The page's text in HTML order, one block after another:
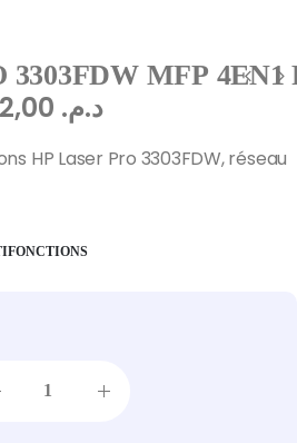
3303FDW MFP
د.م.
HP Laser Pro 3303FDW, réseau